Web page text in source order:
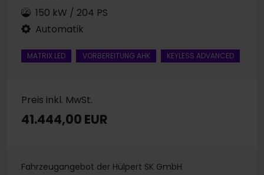
150 kW / 204 PS
Automatik
MATRIX LED VORBEREITUNG AHK KEYLESS ADVANCED
Preis inkl. MwSt.
41.444,00 EUR
Fahrzeugangebot der Hülpert SK GmbH